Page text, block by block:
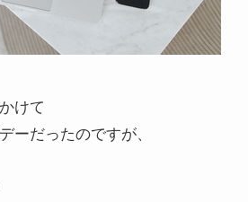
けて
ーだったのですが、